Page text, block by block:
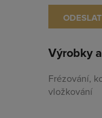
Výrobky
Frézování,
vložkování